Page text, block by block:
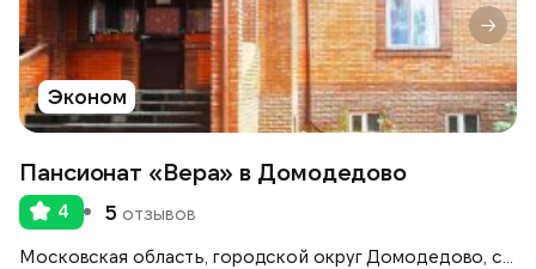
Эконом
Пансионат «Вера» в Домодедово
4 5 отзывов